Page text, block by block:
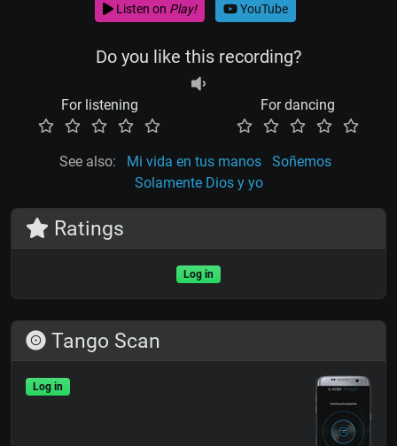
Listen on Play! YouTube
Do you like this recording?
For listening For dancing
See also: Mi vida en tus manos
Soñemos
Solamente Dios y yo
Ratings
Log in
Tango Scan
Log in